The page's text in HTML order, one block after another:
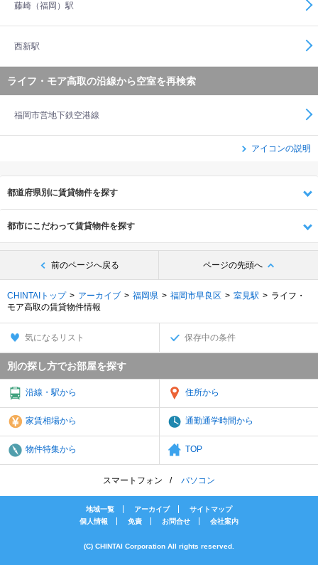
藤崎（福岡）駅
西新駅
ライフ・モア高取の沿線から空室を再検索
福岡市営地下鉄空港線
アイコンの説明
都道府県別に賃貸物件を探す
都市にこだわって賃貸物件を探す
前のページへ戻る ページの先頭へ
CHINTAIトップ アーカイブ 福岡県 福岡市早良区 室見駅
ライフ・
モア高取の賃貸物件情報
気になるリスト 保存中の条件
別の探し方でお部屋を探す
沿線・駅から 住所から
家賃相場から 通勤通学時間から
物件特集から TOP
スマートフォン パソコン
地域一覧 アーカイブ
サイトマップ
個人情報
免責 お問合せ 会社案内
(C) CHINTAI Corporation All rights reserved.